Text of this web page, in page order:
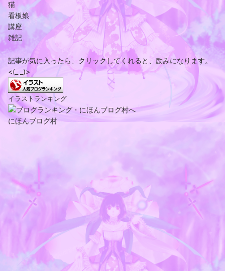
猫
看板娘
講座
雑記
記事が気に入ったら、クリックしてくれると、励みになります。
<(_ _)>
イラストランキング
にほんブログ村